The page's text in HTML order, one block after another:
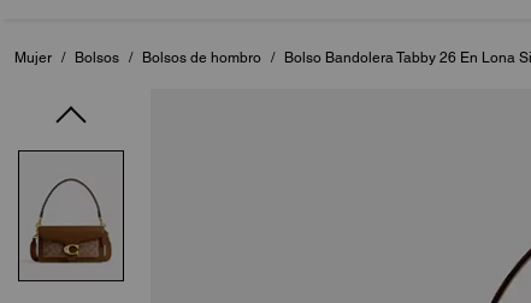
Mujer / Bolsos / Bolsos de hombro / Bolso Bandolera Tabby 26 En Lona